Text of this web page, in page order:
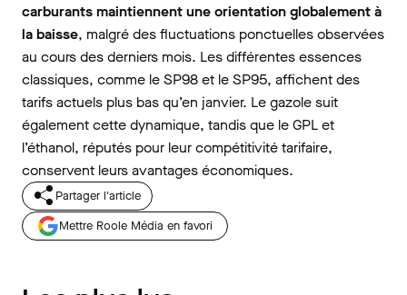
carburants maintiennent une orientation globalement à
la baisse, malgré des fluctuations ponctuelles observées
au cours des derniers mois. Les différentes essences
classiques, comme le SP98 et le SP95, affichent des
tarifs actuels plus bas qu’en janvier. Le gazole suit
également cette dynamique, tandis que le GPL et
l’éthanol, réputés pour leur compétitivité tarifaire,
conservent leurs avantages économiques.
Partager l'article
Mettre Roole Média en favori